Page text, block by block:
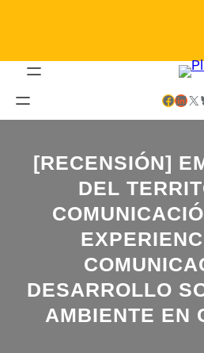
Facebook LinkedIn X
[RECENSIÓN]
DEL
DESARROLLO
AMBIENTE EN